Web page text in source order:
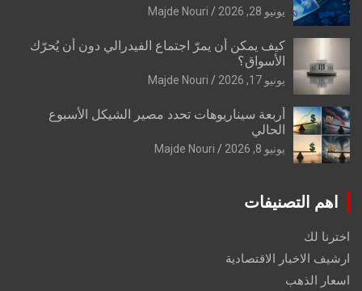
يونيو 28, 2026 Majde Nouri
كيف يمكن أن يمرّ اجتماع الفيدرالي دون أن يُحرّك
الأسواق؟
يونيو 17, 2026 Majde Nouri
أربعة سيناريوهات تحدد مصير الشيكل الأسبوع
الحالي
يونيو 8, 2026 Majde Nouri
اهم التصنيفات
اخترنا لك
ارشيف الاخبار الاقتصادية
اسعار الذهب